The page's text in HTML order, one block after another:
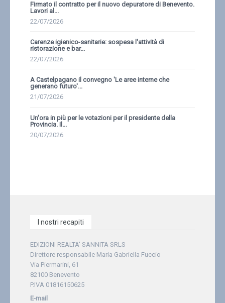
Firmato il contratto per il nuovo depuratore di Benevento.
Lavori al...
22/07/2026
Carenze igienico-sanitarie: sospesa l'attività di
ristorazione e bar...
22/07/2026
A Castelpagano il convegno 'Le aree interne che
generano futuro'...
21/07/2026
Un'ora in più per le votazioni per il presidente della
Provincia. Il...
20/07/2026
I nostri recapiti
EDIZIONI REALTA' SANNITA SRLS
Direttore responsabile Maria Gabriella Fuccio
Via Piermarini, 61
82100 Benevento
P.IVA 01816150625
E-mail